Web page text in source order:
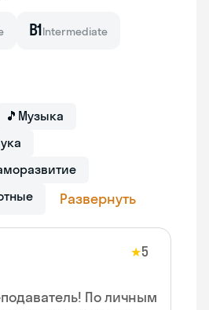
B1Intermediate
🎵 Музыка
Развернуть
★5
По личным